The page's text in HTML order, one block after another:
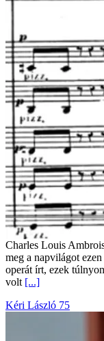
Charles Louis
meg a napvilágot
operát írt, ezek
volt [...]
Kéri László 75